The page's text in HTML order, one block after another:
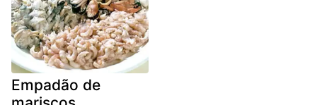
Empadão de